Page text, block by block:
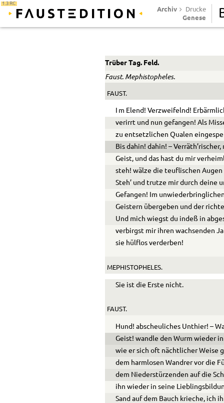
1.3 RC
Archiv Drucke
Genese
Trüber Tag. Feld.
Faust. Mephistopheles.
FAUST.
m Elend! Verzweifelnd!
verirrt und nun gefangen! Als
zu entsetzlichen Qualen
Bis dahin! dahin! –
Geist, und das hast du mir
steh! wälze die teuflischen
Steh’ und trutze mir durch deine
Gefangen! Im
Geistern übergeben und der
Und mich wiegst du indeß in
verbirgst mir ihren wachsenden
sie hülflos verderben!
MEPHISTOPHELES.
Sie ist die Erste nicht.
FAUST.
Hund! abscheuliches Unthier! –
Geist! wandle den Wurm wie­der
wie er sich oft nächtlicher Weise
dem harmlosen Wandrer vor die
dem Nie­derstürzenden auf die
ihn wieder in seine
Sand auf dem Bauch krieche, ich